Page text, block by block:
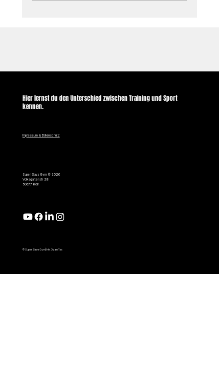
Hier lernst du den Unterschied zwischenTrainingund Sport
kennen.
Super Saya Gym © 2026
Volksgartenstr 28
50677 Köln
Impressum & Datenschutz
© Super Saya Gym| Inh. Ozan Tas